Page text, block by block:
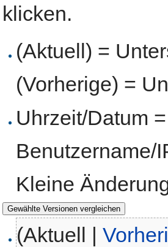
klicken.
(Aktuell) =
(Vorherige) =
Uhrzeit/Datum
Benutzername/
Kleine
(Aktuell |